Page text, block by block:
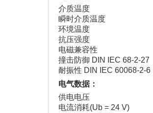
介质温度
瞬时介质温度
环境温度
抗压强度
电磁兼容性
撞击防御 DIN IEC 68-2-27
耐振性 DIN IEC 60068-2-6
电气数据：
供电电压
电流消耗(Ub = 24 V)